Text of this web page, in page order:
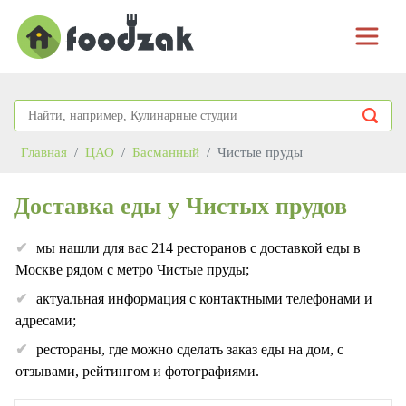
Главная ЦАО Басманный Чистые пруды
Доставка еды у Чистых прудов
мы нашли для вас 214 ресторанов с доставкой еды в
Москве рядом с метро Чистые пруды;
актуальная информация с контактными телефонами и
адресами;
рестораны, где можно сделать заказ еды на дом, с
отзывами, рейтингом и фотографиями.